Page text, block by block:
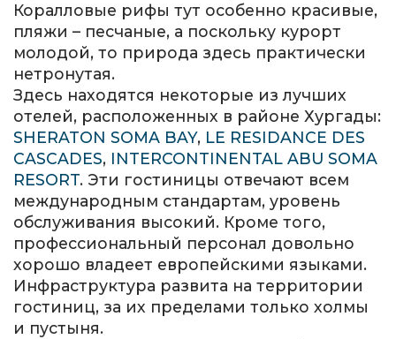
Коралловые рифы тут особенно красивые,
пляжи – песчаные, а поскольку курорт
молодой, то природа здесь практически
нетронутая.
Здесь находятся некоторые из лучших
отелей, расположенных в районе Хургады:
SHERATON SOMA BAY, LE RESIDANCE DES
CASCADES, INTERCONTINENTAL ABU SOMA
RESORT. Эти гостиницы отвечают всем
международным стандартам, уровень
обслуживания высокий. Кроме того,
профессиональный персонал довольно
хорошо владеет европейскими языками.
Инфраструктура развита на территории
гостиниц, за их пределами только холмы
и пустыня.